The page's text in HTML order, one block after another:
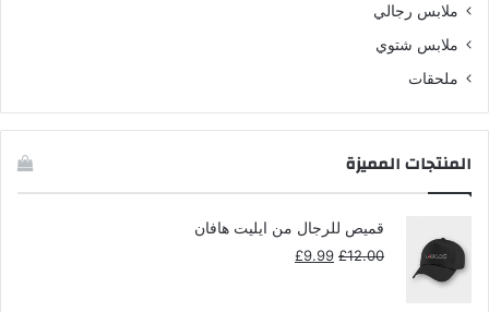
ملابس رجالي
ملابس شتوي
ملحقات
المنتجات المميزة
قميص للرجال من ايليت هافان
£12.00
السعر£9.99 السعر